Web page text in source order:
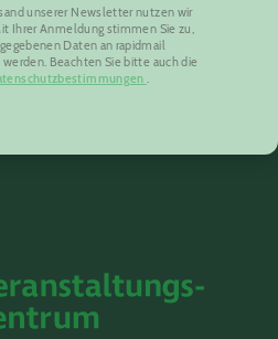
unserer Newsletter nutzen wir
Ihrer Anmeldung stimmen Sie zu,
Daten an rapidmail
Beachten Sie bitte auch die